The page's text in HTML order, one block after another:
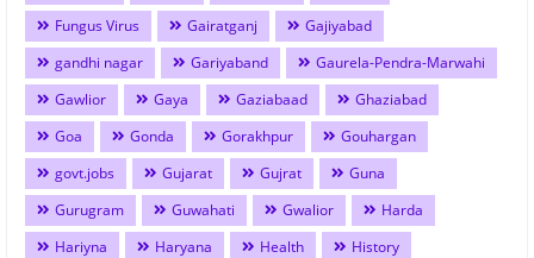
Fungus Virus
Gairatganj
Gajiyabad
gandhi nagar
Gariyaband
Gaurela-Pendra-Marwahi
Gawlior
Gaya Gaziabaad
Ghaziabad
Goa
Gonda Gorakhpur
Gouhargan
govt.jobs
Gujarat Gujrat
Guna
Gurugram
Guwahati Gwalior
Harda
Hariyna
Haryana Health History